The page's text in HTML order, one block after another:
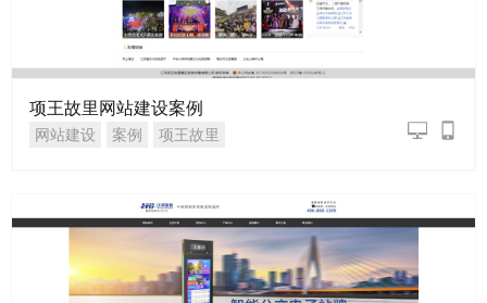
项王故里网站建设案例
网站建设 案例 项王故里